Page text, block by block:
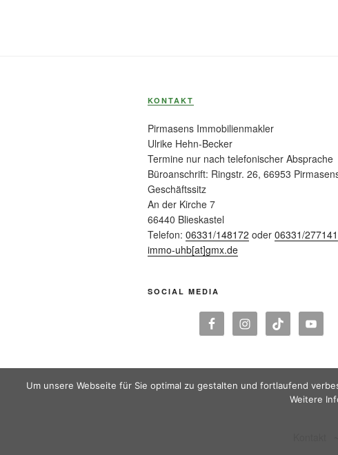
KONTAKT
Pirmasens Immobilienmakler
Ulrike Hehn-Becker
Termine nur nach telefonischer Absprache
Büroanschrift: Ringstr. 26, 66953
Geschäftssitz
An der Kirche 7
66440 Blieskastel
Telefon: 06331/148172 oder 06331/277141
immo-uhb[at]gmx.de
SOCIAL MEDIA
Um unsere Webseite für Sie optimal zu gestalten und fortlaufend
Weitere